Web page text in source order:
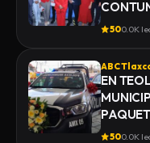
MONTE
500.0K
ABC
EN
500.0K